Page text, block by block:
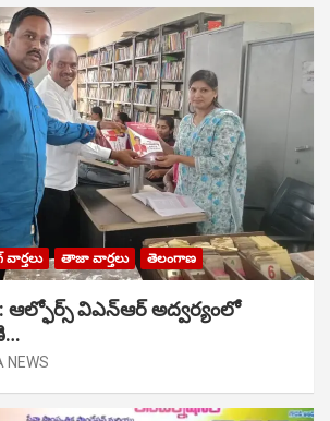
వార్తలు తాజా వార్తలు తెలంగాణ
ఆల్ఫోర్స్ విఎన్ఆర్ అద్వర్యంలో
NEWS